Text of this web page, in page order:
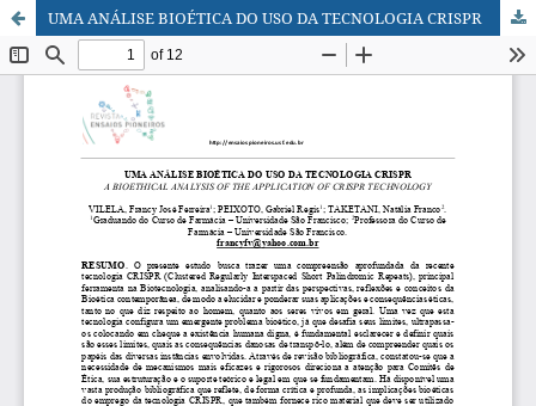
UMA ANÁLISE BIOÉTICA DO USO DA TECNOLOGIA CRISPR